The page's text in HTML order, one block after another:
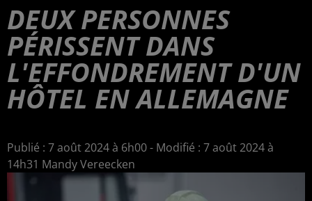
DEUX PERSONNES
PÉRISSENT DANS
L'EFFONDREMENT D'UN
HÔTEL EN ALLEMAGNE
Publié : 7 août 2024 à 6h00 - Modifié : 7 août 2024 à
14h31 Mandy Vereecken